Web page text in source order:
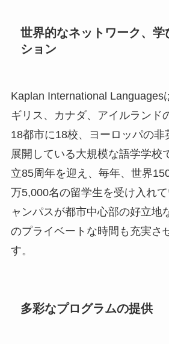
世界的なネットワーク、学
ション
Kaplan International Languages
ギリス、カナダ、アイルランド
18都市に18校、ヨーロッパの非
展開している大規模な語学学校
立85周年を迎え、毎年、世界
万5,000名の留学生を受け入れ
ャンパスが都市中心部の好立地
のプライベートな時間も充実さ
す。
多彩なプログラムの提供